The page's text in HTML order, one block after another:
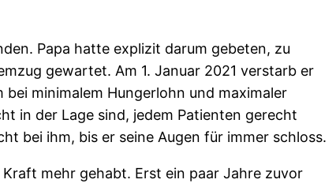
Papa hatte explizit darum gebeten, zu
gewartet. Am 1. Januar 2021 verstarb er
minimalem Hungerlohn und maximaler
in der Lage sind, jedem Patienten gerecht
bei ihm, bis er seine Augen für immer schloss.
mehr gehabt. Erst ein paar Jahre zuvor